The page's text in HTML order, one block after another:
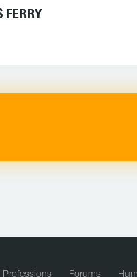
FERRY
Professions Forums